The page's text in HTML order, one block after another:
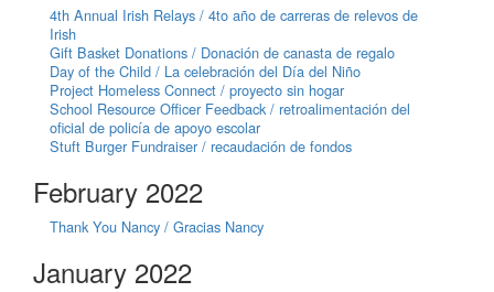
4th Annual Irish Relays / 4to año de carreras de relevos de
Irish
Gift Basket Donations / Donación de canasta de regalo
Day of the Child / La celebración del Día del Niño
Project Homeless Connect / proyecto sin hogar
School Resource Officer Feedback / retroalimentación del
oficial de policía de apoyo escolar
Stuft Burger Fundraiser / recaudación de fondos
February 2022
Thank You Nancy / Gracias Nancy
January 2022